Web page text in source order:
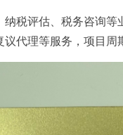
税评估、税务咨询
代理等服务，项目周